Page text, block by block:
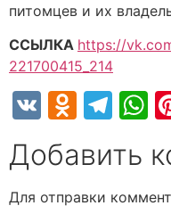
питомцев и их
ССЫЛКА https://
221700415_214
VK
Добавить
Для отправки